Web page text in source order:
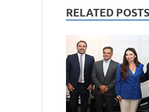
RELATED POSTS